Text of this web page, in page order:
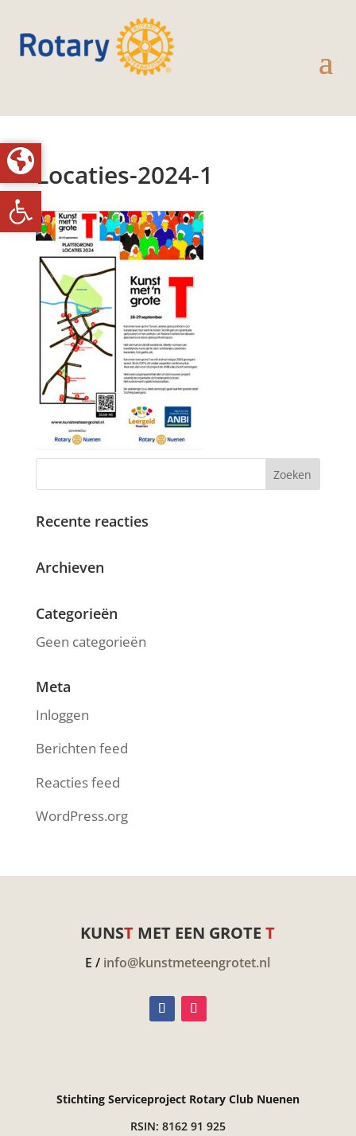
Toolbar openen
Locaties-2024-1
Recente reacties
Archieven
Categorieën
Geen categorieën
Meta
Inloggen
Berichten feed
Reacties feed
WordPress.org
KUNST MET EEN GROTET
E / info@kunstmeteengrotet.nl
Stichting Serviceproject Rotary Club Nuenen
RSIN: 8162 91 925